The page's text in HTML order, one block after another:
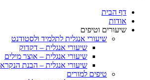
דף הבית
אודות
שיעורים וטיפים
שיעורי אנגלית לתלמיד ולסטודנט
שיעורי אנגלית – דקדוק
שיעורי אנגלית – אוצר מילים
שיעורי אנגלית – הבנת הנקרא
טיפים למורים